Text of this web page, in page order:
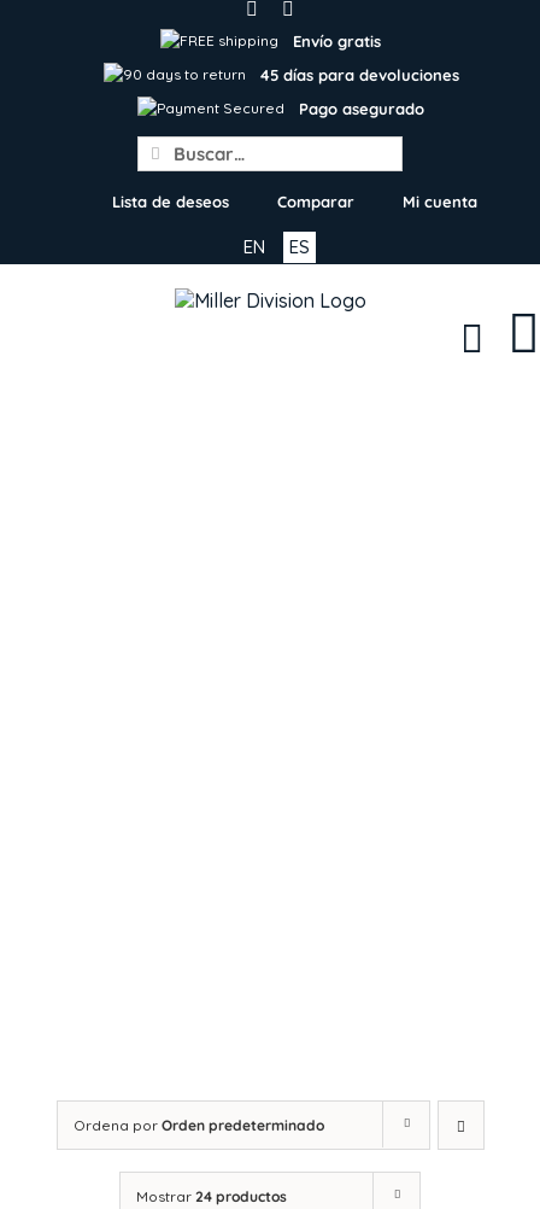
Envío gratis
45 días para devoluciones
Pago asegurado
Search
for:
Lista de deseos Comparar Mi cuenta
ES
EN
Ordena por Orden predeterminado
Mostrar 24 productos